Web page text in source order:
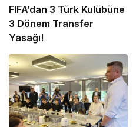
FIFA’dan 3 Türk Kulübüne
3 Dönem Transfer
Yasağı!